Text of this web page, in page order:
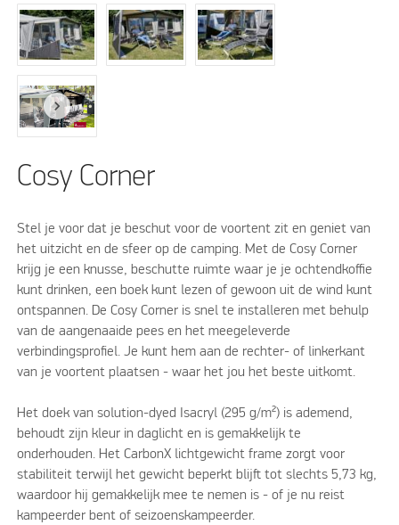
Cosy Corner
Stel je voor dat je beschut voor de voortent zit en geniet van
het uitzicht en de sfeer op de camping. Met de Cosy Corner
krijg je een knusse, beschutte ruimte waar je je ochtendkoffie
kunt drinken, een boek kunt lezen of gewoon uit de wind kunt
ontspannen. De Cosy Corner is snel te installeren met behulp
van de aangenaaide pees en het meegeleverde
verbindingsprofiel. Je kunt hem aan de rechter- of linkerkant
van je voortent plaatsen - waar het jou het beste uitkomt.
Het doek van solution-dyed Isacryl (295 g/m²) is ademend,
behoudt zijn kleur in daglicht en is gemakkelijk te
onderhouden. Het CarbonX lichtgewicht frame zorgt voor
stabiliteit terwijl het gewicht beperkt blijft tot slechts 5,73 kg,
waardoor hij gemakkelijk mee te nemen is - of je nu reist
kampeerder bent of seizoenskampeerder.